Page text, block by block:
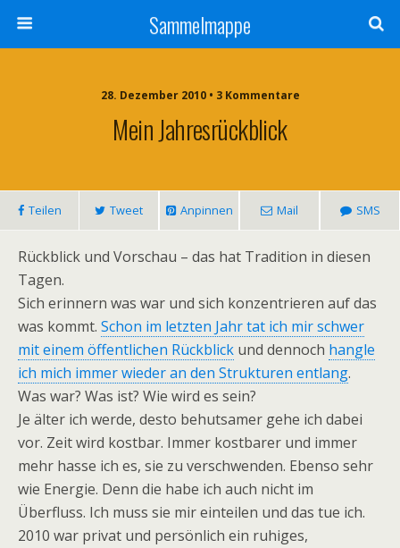
Sammelmappe
28. Dezember 2010 • 3 Kommentare
Mein Jahresrückblick
Teilen Tweet Anpinnen Mail SMS
Rückblick und Vorschau – das hat Tradition in diesen
Tagen.
Sich erinnern was war und sich konzentrieren auf das
was kommt. Schon im letzten Jahr tat ich mir schwer
mit einem öffentlichen Rückblick und dennoch hangle
ich mich immer wieder an den Strukturen entlang.
Was war? Was ist? Wie wird es sein?
Je älter ich werde, desto behutsamer gehe ich dabei
vor. Zeit wird kostbar. Immer kostbarer und immer
mehr hasse ich es, sie zu verschwenden. Ebenso sehr
wie Energie. Denn die habe ich auch nicht im
Überfluss. Ich muss sie mir einteilen und das tue ich.
2010 war privat und persönlich ein ruhiges,